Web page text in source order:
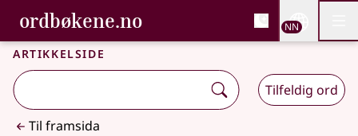
Gå til hovudinnhald
Tilgjenge
ordbøkene.no, Bokmålsordboka og
Bokmålsordboka og Nynorskordboka
NN
Artikkelside
Tilfeldig ord
Til framsida